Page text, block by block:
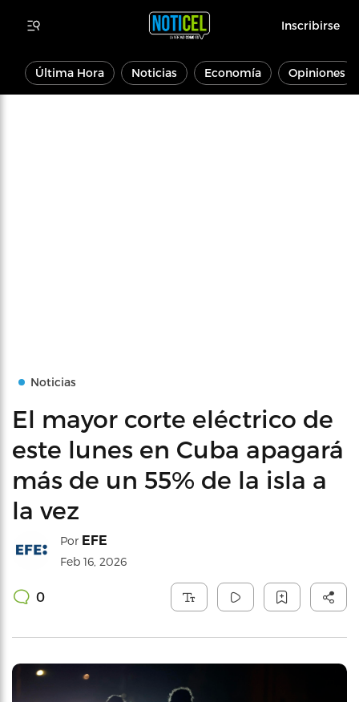
Inscribirse
Última Hora Noticias Economía Opiniones
Noticias
El mayor corte eléctrico de
este lunes en Cuba apagará
más de un 55% de la isla a
la vez
Por EFE
Feb 16, 2026
0